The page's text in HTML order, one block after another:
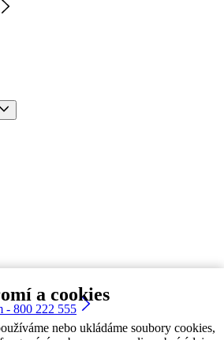
a cookies
nebo ukládáme soubory cookies,
- 800 222 555